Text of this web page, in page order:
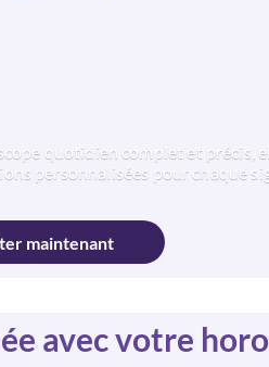
quotidien complet et
personnalisées pour chaque
maintenant
avec votre